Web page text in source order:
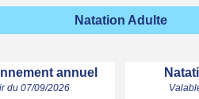
Natation Adulte
annuel
du 07/09/2026